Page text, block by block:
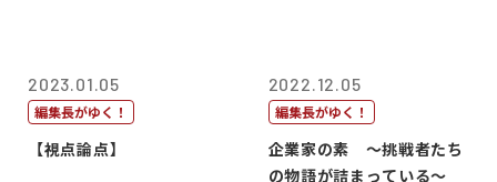
2023.01.05
編集長がゆく！
【視点論点】
2022.12.05
編集長がゆく！
企業家の素 〜挑戦者たち
の物語が詰まっている〜